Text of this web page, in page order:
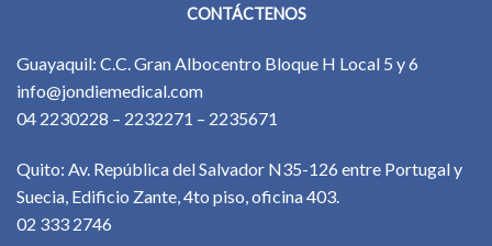
CONTÁCTENOS
Guayaquil: C.C. Gran Albocentro Bloque H Local 5 y 6
info@jondiemedical.com
04 2230228 – 2232271 – 2235671
Quito: Av. República del Salvador N35-126 entre Portugal y
Suecia, Edificio Zante, 4to piso, oficina 403.
02 333 2746